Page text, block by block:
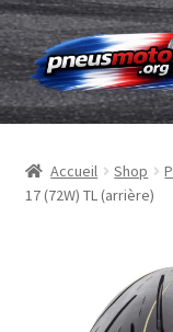
Aller
à
la
navigation
Aller
au
contenu
Pneus
Chambres & fonds
Commander
Accueil Shop
17 (72W) TL (arrière)